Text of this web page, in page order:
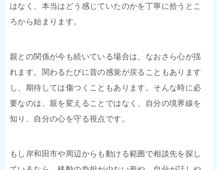
はなく、本当はどう感じていたのかを丁寧に拾うとこ
ろから始まります。
親との関係が今も続いている場合は、なおさら心が揺
れます。関わるたびに昔の感覚が戻ることもあります
し、期待しては傷つくこともあります。そんな時に必
要なのは、親を変えることではなく、自分の境界線を
知り、自分の心を守る視点です。
もし岸和田市や周辺からも動ける範囲で相談先を探し